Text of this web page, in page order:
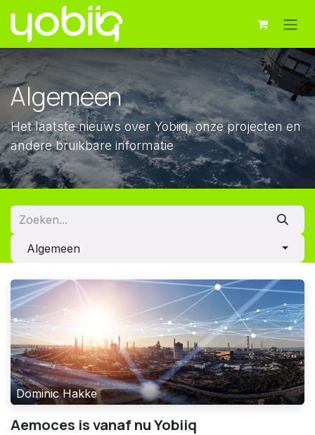
Overslaan naar inhoud
Algemeen
Het laatste nieuws over Yobiiq, onze projecten en
andere bruikbare informatie
Algemeen
Dominic Hakke
Aemoces is vanaf nu Yobiiq